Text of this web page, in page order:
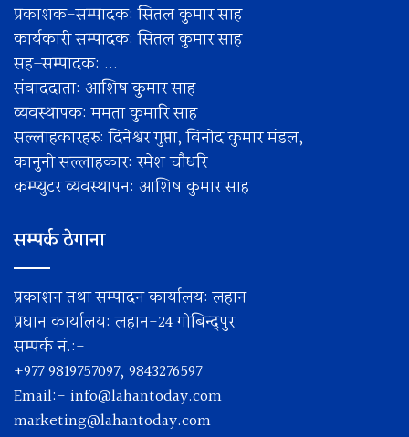
प्रकाशक-सम्पादक: सितल कुमार साह
कार्यकारी सम्पादक: सितल कुमार साह
सह–सम्पादक: ...
संवाददाता: आशिष कुमार साह
व्यवस्थापक: ममता कुमारि साह
सल्लाहकारहरु: दिनेश्वर गुप्ता, विनोद कुमार मंडल,
कानुनी सल्लाहकार: रमेश चाैधरि
कम्प्युटर व्यवस्थापन: आशिष कुमार साह
सम्पर्क ठेगाना
प्रकाशन तथा सम्पादन कार्यालय: लहान
प्रधान कार्यालय: लहान-24 गोबिन्द्पुर
सम्पर्क नं.:-
+977 9819757097, 9843276597
Email:- info@lahantoday.com
marketing@lahantoday.com